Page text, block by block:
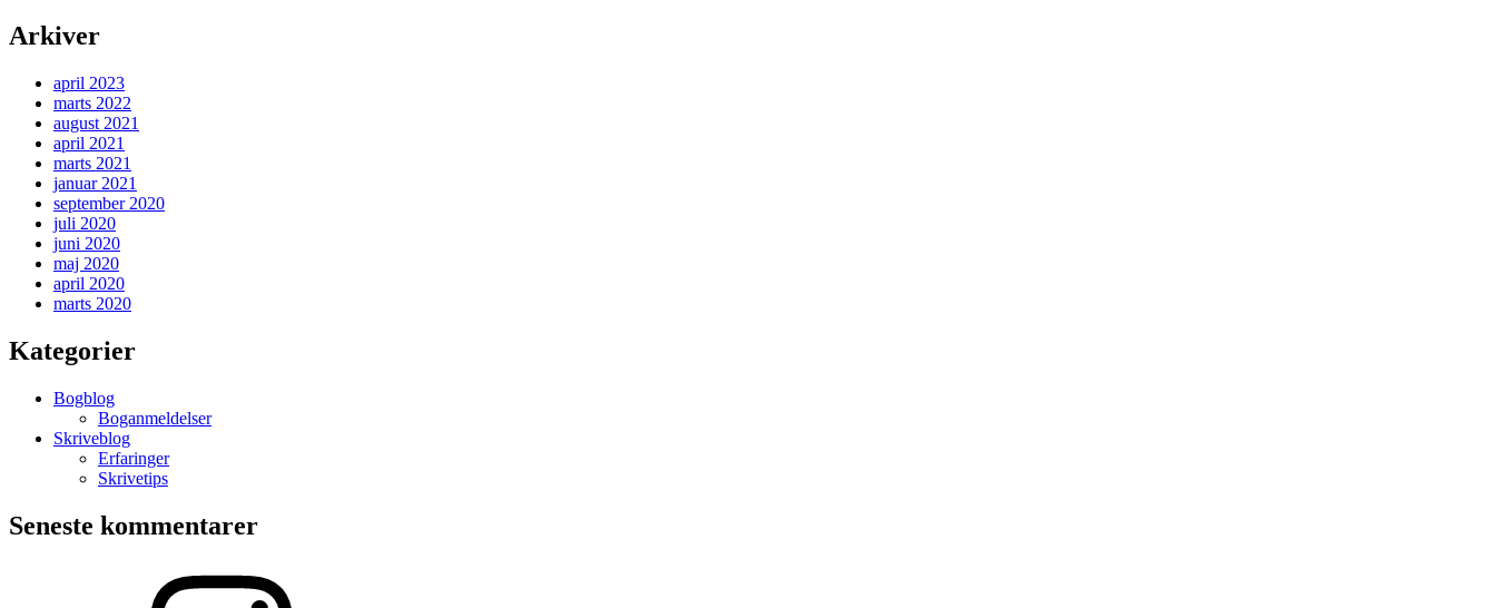
Arkiver
april 2023
marts 2022
august 2021
april 2021
marts 2021
januar 2021
september 2020
juli 2020
juni 2020
maj 2020
april 2020
marts 2020
Kategorier
Bogblog
Boganmeldelser
Skriveblog
Erfaringer
Skrivetips
Seneste kommentarer